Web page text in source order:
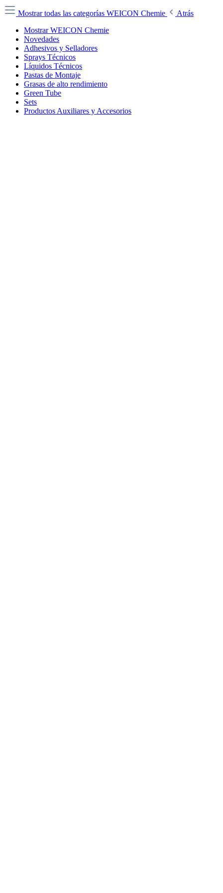
Mostrar todas las categorías WEICON Chemie
Atrás
Mostrar WEICON Chemie
Novedades
Adhesivos y Selladores
Sprays Técnicos
Líquidos Técnicos
Pastas de Montaje
Grasas de alto rendimiento
Green Tube
Sets
Productos Auxiliares y Accesorios